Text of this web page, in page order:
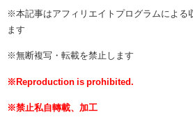
※本記事はアフィリエイトプログラムによる
ます
※無断複写・転載を禁止します
※Reproduction is prohibited.
※禁止私自轉載、加工